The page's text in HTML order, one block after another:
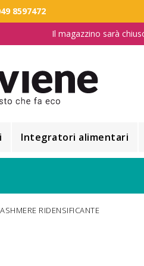
8597472
Il magazzino sarà
Integratori alimentari
RIDENSIFICANTE